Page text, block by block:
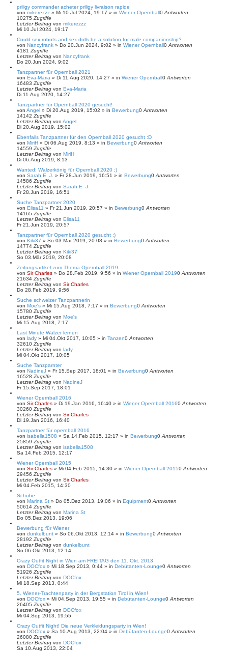
priligy commander acheter priligy livraison rapide
von mikerezzz » Mi 10.Jul 2024, 19:17 » in Wiener Opernball0 Antworten
10275 Zugriffe
Letzter Beitrag von mikerezzz
Mi 10.Jul 2024, 19:17
Could sex robots and sex dolls be a solution for male companionship?
von Nancyfrank » Do 20.Jun 2024, 9:02 » in Wiener Opernball0 Antworten
4181 Zugriffe
Letzter Beitrag von Nancyfrank
Do 20.Jun 2024, 9:02
Tanzpartner für Opernball 2021
von Eva-Maria » Di 11.Aug 2020, 14:27 » in Wiener Opernball0 Antworten
16483 Zugriffe
Letzter Beitrag von Eva-Maria
Di 11.Aug 2020, 14:27
Tanzpartner für Opernball 2020 gesucht!
von Angel » Di 20.Aug 2019, 15:02 » in Bewerbung0 Antworten
14142 Zugriffe
Letzter Beitrag von Angel
Di 20.Aug 2019, 15:02
Ebenfalls Tanzpartner für den Opernball 2020 gesucht :D
von MiriH » Di 06.Aug 2019, 8:13 » in Bewerbung0 Antworten
14559 Zugriffe
Letzter Beitrag von MiriH
Di 06.Aug 2019, 8:13
Wanted: Walzerkönig für Opernball 2020 ;)
von Sarah E. J. » Fr 28.Jun 2019, 16:51 » in Bewerbung0 Antworten
14586 Zugriffe
Letzter Beitrag von Sarah E. J.
Fr 28.Jun 2019, 16:51
Suche Tanzpartner 2020
von Elisa11 » Fr 21.Jun 2019, 20:57 » in Bewerbung0 Antworten
14165 Zugriffe
Letzter Beitrag von Elisa11
Fr 21.Jun 2019, 20:57
Tanzpartner für Opernball 2020 gesucht :)
von Kiki37 » So 03.Mär 2019, 20:08 » in Bewerbung0 Antworten
14774 Zugriffe
Letzter Beitrag von Kiki37
So 03.Mär 2019, 20:08
Zeitungsartikel zum Thema Opernball 2019
von Sir Charles » Do 28.Feb 2019, 9:56 » in Wiener Opernball 20190 Antworten
21634 Zugriffe
Letzter Beitrag von Sir Charles
Do 28.Feb 2019, 9:56
Suche schweizer Tanzpartnerin
von Moe's » Mi 15.Aug 2018, 7:17 » in Bewerbung0 Antworten
15780 Zugriffe
Letzter Beitrag von Moe's
Mi 15.Aug 2018, 7:17
Last Minute Walzer lernen
von lady » Mi 04.Okt 2017, 10:05 » in Tanzen0 Antworten
32610 Zugriffe
Letzter Beitrag von lady
Mi 04.Okt 2017, 10:05
Suche Tanzparnter
von NadineJ » Fr 15.Sep 2017, 18:01 » in Bewerbung0 Antworten
16528 Zugriffe
Letzter Beitrag von NadineJ
Fr 15.Sep 2017, 18:01
Wiener Opernball 2016
von Sir Charles » Di 19.Jan 2016, 16:40 » in Wiener Opernball 20160 Antworten
30260 Zugriffe
Letzter Beitrag von Sir Charles
Di 19.Jan 2016, 16:40
Tanzpartner für opernball 2016
von isabella1508 » Sa 14.Feb 2015, 12:17 » in Bewerbung0 Antworten
25859 Zugriffe
Letzter Beitrag von isabella1508
Sa 14.Feb 2015, 12:17
Wiener Opernball 2015
von Sir Charles » Mi 04.Feb 2015, 14:30 » in Wiener Opernball 20150 Antworten
29456 Zugriffe
Letzter Beitrag von Sir Charles
Mi 04.Feb 2015, 14:30
Schuhe
von Marina St » Do 05.Dez 2013, 19:06 » in Equipment0 Antworten
50614 Zugriffe
Letzter Beitrag von Marina St
Do 05.Dez 2013, 19:06
Bewerbung für Wiener
von dunkelbunt » So 06.Okt 2013, 12:14 » in Bewerbung0 Antworten
28192 Zugriffe
Letzter Beitrag von dunkelbunt
So 06.Okt 2013, 12:14
Crazy Outfit Night in Wien am FREITAG den 11. Okt. 2013
von DOCfox » Mi 18.Sep 2013, 0:44 » in Debütanten-Lounge0 Antworten
51926 Zugriffe
Letzter Beitrag von DOCfox
Mi 18.Sep 2013, 0:44
5. Wiener-Trachtenparty in der Bergstation Tirol in Wien!
von DOCfox » Mi 04.Sep 2013, 19:55 » in Debütanten-Lounge0 Antworten
26405 Zugriffe
Letzter Beitrag von DOCfox
Mi 04.Sep 2013, 19:55
Crazy Outfit Night! Die neue Verkleidungsparty in Wien!
von DOCfox » Sa 10.Aug 2013, 22:04 » in Debütanten-Lounge0 Antworten
26080 Zugriffe
Letzter Beitrag von DOCfox
Sa 10.Aug 2013, 22:04